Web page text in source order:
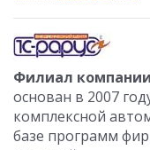
Филиал
основан в 2007
комплексной
базе программ